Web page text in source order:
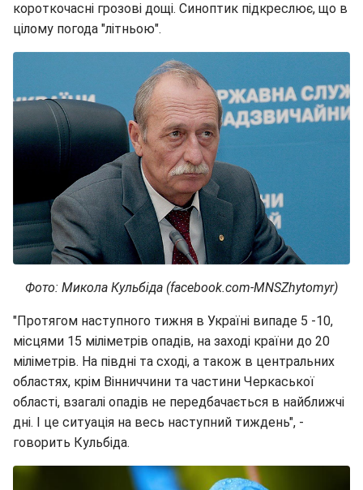
короткочасні грозові дощі. Синоптик підкреслює, що в
цілому погода "літньою".
Фото: Микола Кульбіда (facebook.com-MNSZhytomyr)
"Протягом наступного тижня в Україні випаде 5 -10,
місцями 15 міліметрів опадів, на заході країни до 20
міліметрів. На півдні та сході, а також в центральних
областях, крім Вінниччини та частини Черкаської
області, взагалі опадів не передбачається в найближчі
дні. І це ситуація на весь наступний тиждень", -
говорить Кульбіда.